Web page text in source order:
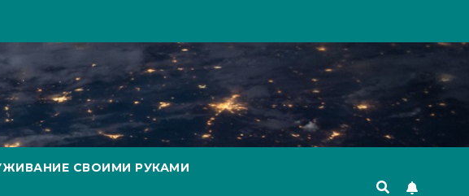
СВОИМИ РУКАМИ